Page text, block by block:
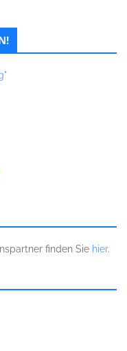
finden Sie hier.